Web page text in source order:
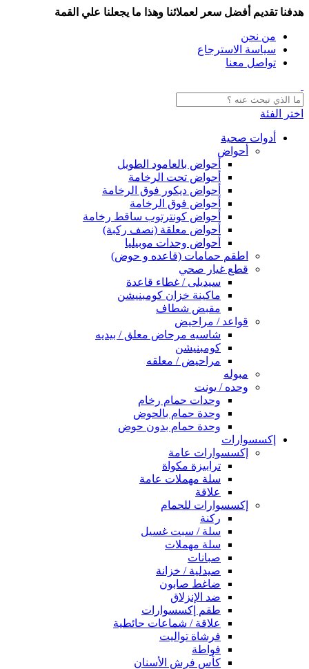
هدفنا تقديم أفضل سعر لعملائنا وهذا ما يجعلنا علي القمة
من نحن
سياسة الاسترجاع
تواصل معنا
اختر الفئة
أدوات صحية
أحواض
أحواض بالعامود الطويل
أحواض تحت الرخامة
أحواض ديكور فوق الرخامة
أحواض فوق الرخامة
أحواض كونترتوب ساقط رخامة
أحواض معلقة (نصف ركبة)
أحواض وحدات موبيليا
اطقم حمامات (قاعده و حوض)
قطع غيار صحي
سيديلى / غطاء قاعدة
ماكينة خزان كومبنيشن
مقبض شطاف
قواعد / مراحيض
شاسيه مرحاض معلق / بيديه
كومبنيشن
مراحيض / معلقه
مبوله
وحده / يونت
وحدات حمام رخام
وحدة حمام بالحوض
وحدة حمام بدون حوض
إكسسوارات
إكسسوارات عامة
ترابيزة مكواة
سلة مهملات عامة
علاقة
إكسسوارات للحمام
ركنة
سلة / سبت غسيل
سلة مهملات
صبانات
صيدلية / خزانة
ضاغط صابون
ضد الإنزلاق
طقم إكسسوارات
علاقة / شماعات حائطية
فرشاة تواليت
فواطة
كأس فرش الأسنان